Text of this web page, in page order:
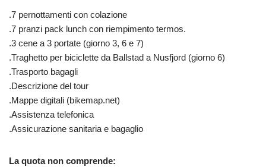
.7 pernottamenti con colazione
.7 pranzi pack lunch con riempimento termos.
.3 cene a 3 portate (giorno 3, 6 e 7)
.Traghetto per biciclette da Ballstad a Nusfjord (giorno 6)
.Trasporto bagagli
.Descrizione del tour
.Mappe digitali (bikemap.net)
.Assistenza telefonica
.Assicurazione sanitaria e bagaglio
La quota non comprende: